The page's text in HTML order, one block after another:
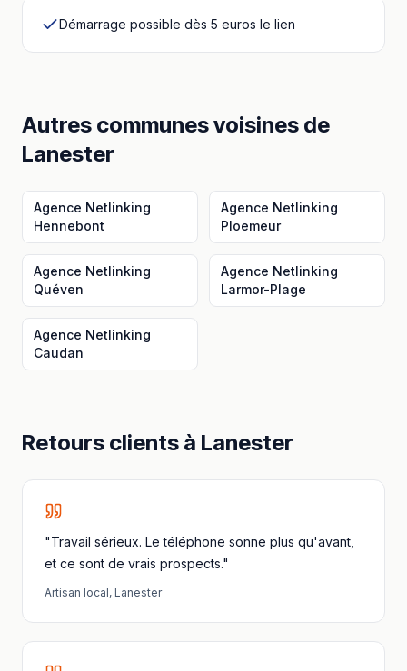
Démarrage possible dès 5 euros le lien
Autres communes voisines de
Lanester
Agence Netlinking
Hennebont
Agence Netlinking
Ploemeur
Agence Netlinking
Quéven
Agence Netlinking
Larmor-Plage
Agence Netlinking
Caudan
Retours clients à Lanester
"Travail sérieux. Le téléphone sonne plus qu'avant,
et ce sont de vrais prospects."
Artisan local, Lanester